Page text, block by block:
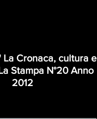
La Cronaca, cultura e
Stampa N°20 Anno
2012